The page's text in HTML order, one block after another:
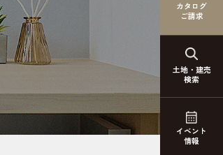
カタログ
ご請求
土地・建売
検索
イベント
情報